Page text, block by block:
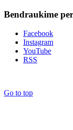
Bendraukime
Facebook
Instagram
YouTube
RSS
Go to top